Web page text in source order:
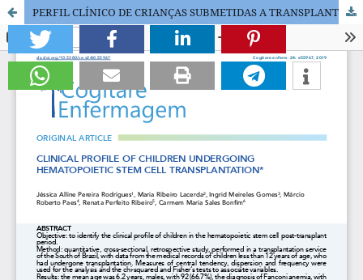
PERFIL CLÍNICO DE CRIANÇAS SUBMETIDAS A TRANSPLANTE DE CÉLULAS-TRONCO HEMATOPOIÉTICAS